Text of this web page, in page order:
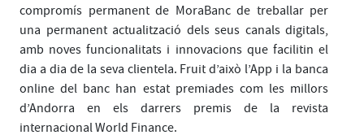
compromís permanent de MoraBanc de treballar per
una permanent actualització dels seus canals digitals,
amb noves funcionalitats i innovacions que facilitin el
dia a dia de la seva clientela. Fruit d’això l’App i la banca
online del banc han estat premiades com les millors
d’Andorra en els darrers premis de la revista
internacional World Finance.